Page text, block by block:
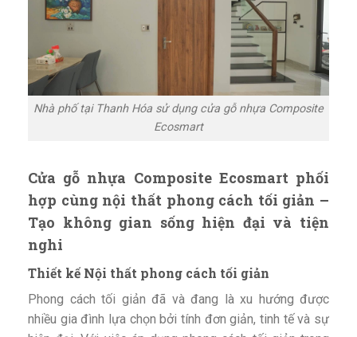
Nhà phố tại Thanh Hóa sử dụng cửa gỗ nhựa Composite
Ecosmart
Cửa gỗ nhựa Composite Ecosmart phối
hợp cùng nội thất phong cách tối giản –
Tạo không gian sống hiện đại và tiện
nghi
Thiết kế Nội thất phong cách tối giản
Phong cách tối giản đã và đang là xu hướng được
nhiều gia đình lựa chọn bởi tính đơn giản, tinh tế và sự